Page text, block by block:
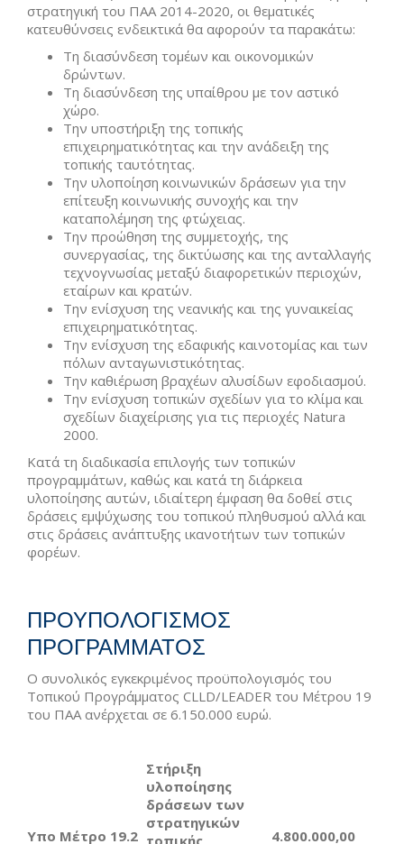
στρατηγική του ΠΑΑ 2014-2020, οι θεματικές
κατευθύνσεις ενδεικτικά θα αφορούν τα παρακάτω:
Τη διασύνδεση τομέων και οικονομικών
δρώντων.
Τη διασύνδεση της υπαίθρου με τον αστικό
χώρο.
Την υποστήριξη της τοπικής
επιχειρηματικότητας και την ανάδειξη της
τοπικής ταυτότητας.
Την υλοποίηση κοινωνικών δράσεων για την
επίτευξη κοινωνικής συνοχής και την
καταπολέμηση της φτώχειας.
Την προώθηση της συμμετοχής, της
συνεργασίας, της δικτύωσης και της ανταλλαγής
τεχνογνωσίας μεταξύ διαφορετικών περιοχών,
εταίρων και κρατών.
Την ενίσχυση της νεανικής και της γυναικείας
επιχειρηματικότητας.
Την ενίσχυση της εδαφικής καινοτομίας και των
πόλων ανταγωνιστικότητας.
Την καθιέρωση βραχέων αλυσίδων εφοδιασμού.
Την ενίσχυση τοπικών σχεδίων για το κλίμα και
σχεδίων διαχείρισης για τις περιοχές Natura
2000.
Κατά τη διαδικασία επιλογής των τοπικών
προγραμμάτων, καθώς και κατά τη διάρκεια
υλοποίησης αυτών, ιδιαίτερη έμφαση θα δοθεί στις
δράσεις εμψύχωσης του τοπικού πληθυσμού αλλά και
στις δράσεις ανάπτυξης ικανοτήτων των τοπικών
φορέων.
ΠΡΟΥΠΟΛΟΓΙΣΜΟΣ
ΠΡΟΓΡΑΜΜΑΤΟΣ
Ο συνολικός εγκεκριμένος προϋπολογισμός του
Τοπικού Προγράμματος CLLD/LEADER του Μέτρου 19
του ΠΑΑ ανέρχεται σε 6.150.000 ευρώ.
Υπο Μέτρο 19.2
Στήριξη
υλοποίησης
δράσεων των
στρατηγικών
τοπικής
4.800.000,00